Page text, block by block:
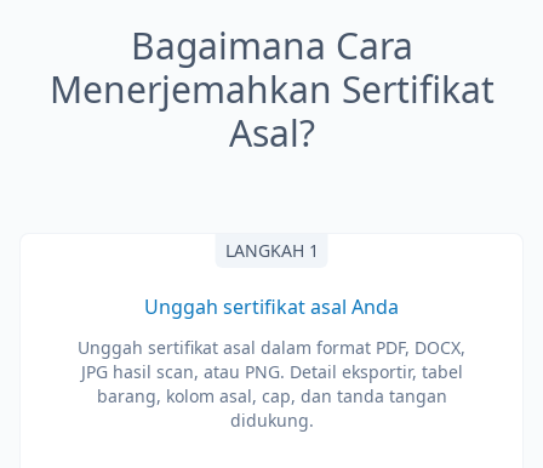
Bagaimana Cara
Menerjemahkan Sertifikat
Asal?
LANGKAH 1
Unggah sertifikat asal Anda
Unggah sertifikat asal dalam format PDF, DOCX,
JPG hasil scan, atau PNG. Detail eksportir, tabel
barang, kolom asal, cap, dan tanda tangan
didukung.